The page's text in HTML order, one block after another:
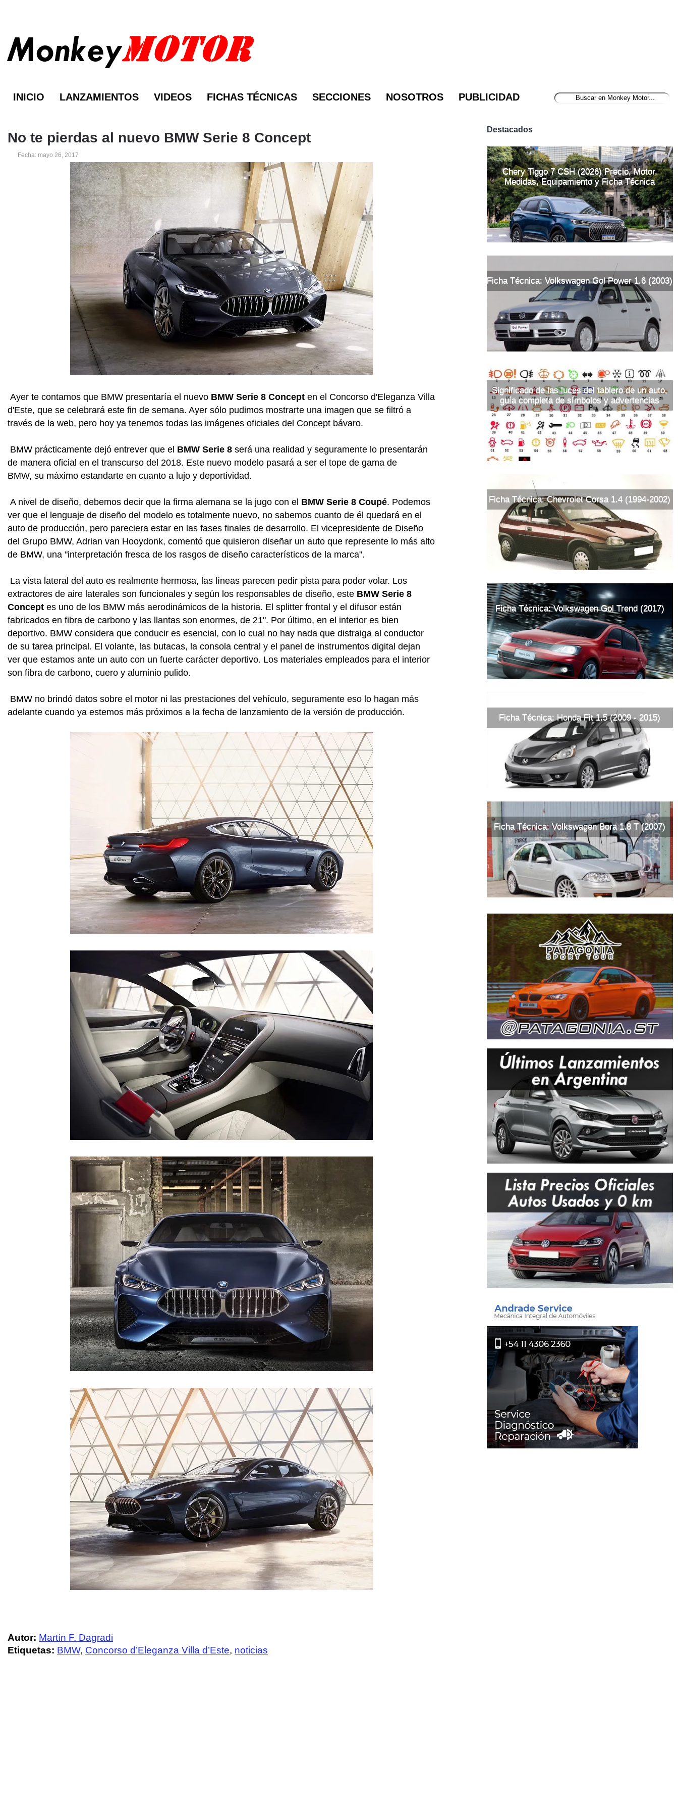
INICIO LANZAMIENTOS VIDEOS FICHAS TÉCNICAS SECCIONES NOSOTROS PUBLICIDAD
No te pierdas al nuevo BMW Serie 8 Concept
Fecha: mayo 26, 2017
Ayer te contamos que BMW presentaría el nuevo BMW Serie 8 Concept en el Concorso d'Eleganza Villa
d'Este, que se celebrará este fin de semana. Ayer sólo pudimos mostrarte una imagen que se filtró a
través de la web, pero hoy ya tenemos todas las imágenes oficiales del Concept bávaro.
BMW prácticamente dejó entrever que el BMW Serie 8 será una realidad y seguramente lo presentarán
de manera oficial en el transcurso del 2018. Este nuevo modelo pasará a ser el tope de gama de
BMW, su máximo estandarte en cuanto a lujo y deportividad.
A nivel de diseño, debemos decir que la firma alemana se la jugo con el BMW Serie 8 Coupé. Podemos
ver que el lenguaje de diseño del modelo es totalmente nuevo, no sabemos cuanto de él quedará en el
auto de producción, pero pareciera estar en las fases finales de desarrollo. El vicepresidente de Diseño
del Grupo BMW, Adrian van Hooydonk, comentó que quisieron diseñar un auto que represente lo más alto
de BMW, una "interpretación fresca de los rasgos de diseño característicos de la marca".
La vista lateral del auto es realmente hermosa, las líneas parecen pedir pista para poder volar. Los
extractores de aire laterales son funcionales y según los responsables de diseño, este BMW Serie 8
Concept es uno de los BMW más aerodinámicos de la historia. El splitter frontal y el difusor están
fabricados en fibra de carbono y las llantas son enormes, de 21". Por último, en el interior es bien
deportivo. BMW considera que conducir es esencial, con lo cual no hay nada que distraiga al conductor
de su tarea principal. El volante, las butacas, la consola central y el panel de instrumentos digital dejan
ver que estamos ante un auto con un fuerte carácter deportivo. Los materiales empleados para el interior
son fibra de carbono, cuero y aluminio pulido.
BMW no brindó datos sobre el motor ni las prestaciones del vehículo, seguramente eso lo hagan más
adelante cuando ya estemos más próximos a la fecha de lanzamiento de la versión de producción.
Autor: Martín F. Dagradi
Etiquetas: BMW, Concorso d’Eleganza Villa d’Este, noticias
Destacados
Chery Tiggo 7 CSH (2026) Precio, Motor,
Medidas, Equipamiento y Ficha Técnica
Ficha Técnica: Volkswagen Gol Power 1.6 (2003)
Significado de las luces del tablero de un auto,
guía completa de símbolos y advertencias
Ficha Técnica: Chevrolet Corsa 1.4 (1994-2002)
Ficha Técnica: Volkswagen Gol Trend (2017)
Ficha Técnica: Honda Fit 1.5 (2009 - 2015)
Ficha Técnica: Volkswagen Bora 1.8 T (2007)